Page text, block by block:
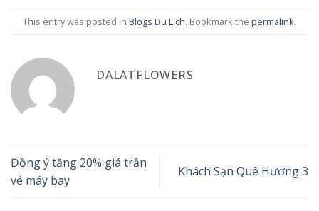
This entry was posted in Blogs Du Lịch. Bookmark the permalink.
DALATFLOWERS
Đồng ý tăng 20% giá trần
vé máy bay
Khách Sạn Quê Hương 3